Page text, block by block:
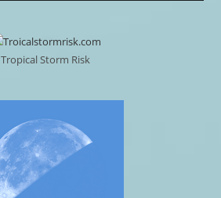
Tropical Storm Risk